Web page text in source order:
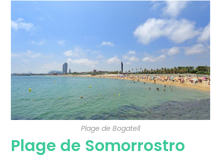
Plage de Bogatell
Plage de Somorrostro